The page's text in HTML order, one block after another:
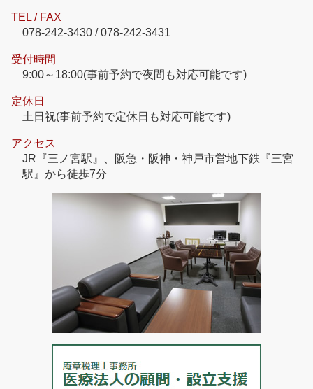
TEL / FAX
078-242-3430 / 078-242-3431
受付時間
9:00～18:00(事前予約で夜間も対応可能です)
定休日
土日祝(事前予約で定休日も対応可能です)
アクセス
JR『三ノ宮駅』、阪急・阪神・神戸市営地下鉄『三宮
駅』から徒歩7分